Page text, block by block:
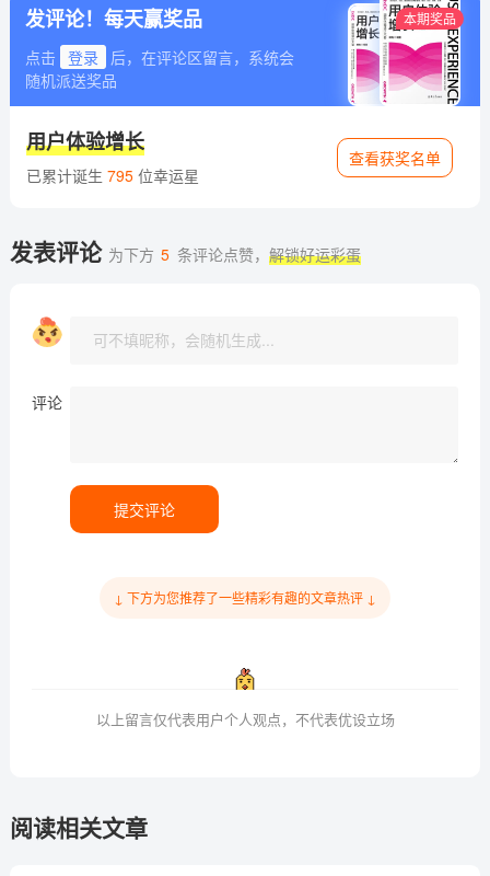
发评论！每天赢奖品
点击 登录
后，在评论区留言，系统会
随机派送奖品
本期奖品
用户体验增长
已累计诞生 795位幸运星
查看获奖名单
发表评论 为下方 5 条评论点赞，解锁好运彩蛋
评论
提交评论
↓ 下方为您推荐了一些精彩有趣的文章热评 ↓
以上留言仅代表用户个人观点，不代表优设立场
阅读相关文章